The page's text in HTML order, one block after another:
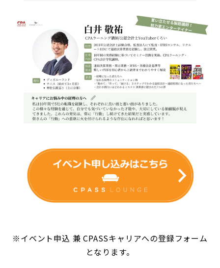
※イベント申込 兼 CPASSキャリアへの登録フォーム
となります。